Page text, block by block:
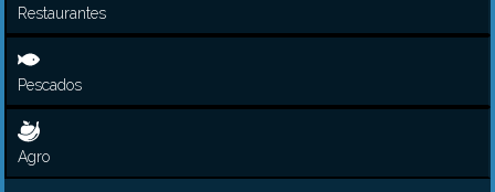
Restaurantes
Pescados
Agro